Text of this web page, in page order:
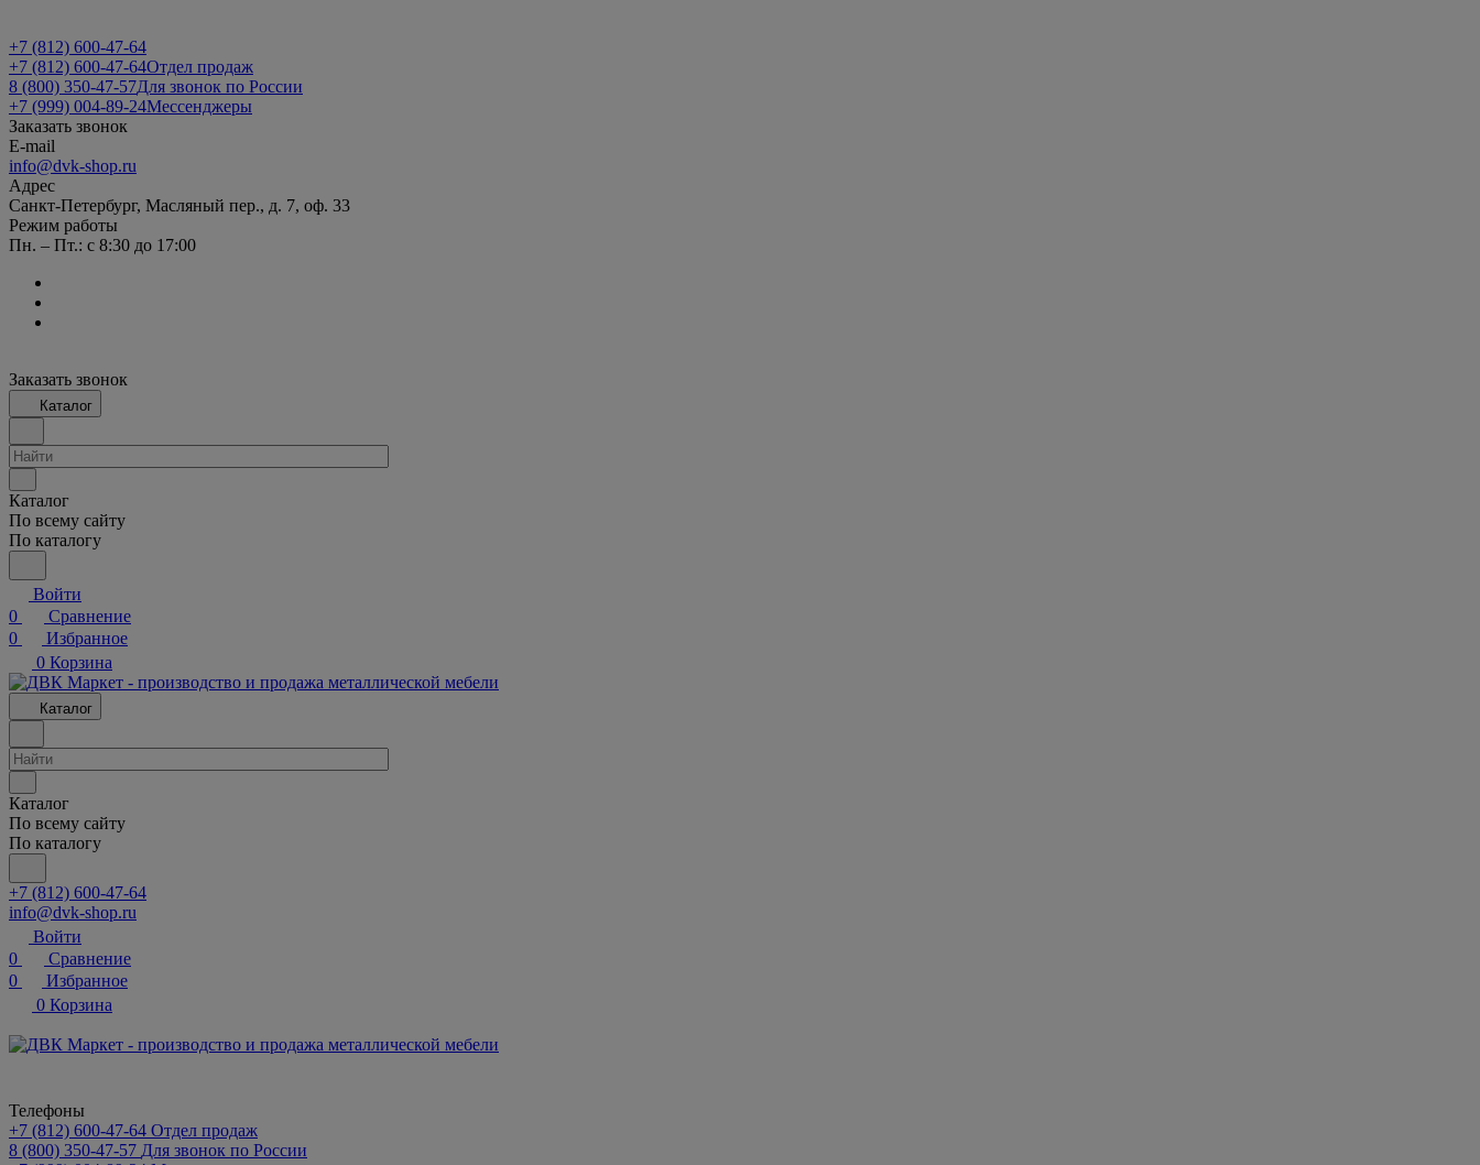
+7 (812) 600-47-64
+7 (812) 600-47-64Отдел продаж
8 (800) 350-47-57Для звонок по России
+7 (999) 004-89-24Мессенджеры
Заказать звонок
E-mail
info@dvk-shop.ru
Адрес
Санкт-Петербург, Масляный пер., д. 7, оф. 33
Режим работы
Пн. – Пт.: с 8:30 до 17:00
Заказать звонок
Каталог
Каталог
По всему сайту
По каталогу
Войти
0
Сравнение
0
Избранное
0 Корзина
Каталог
Каталог
По всему сайту
По каталогу
+7 (812) 600-47-64
info@dvk-shop.ru
Войти
0
Сравнение
0
Избранное
0 Корзина
Телефоны
+7 (812) 600-47-64 Отдел продаж
8 (800) 350-47-57 Для звонок по России